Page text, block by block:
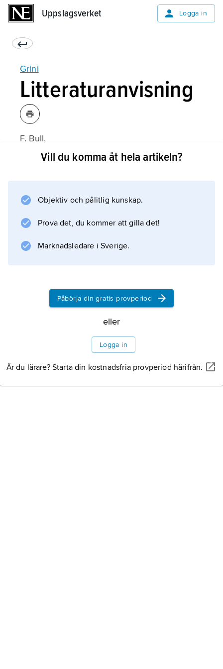
Uppslagsverket Logga in
Grini
Litteraturanvisning
F. Bull,
Tretton tal på Grini
Vill du komma åt hela artikeln?
Objektiv och pålitlig kunskap.
Prova det, du kommer att gilla det!
Marknadsledare i Sverige.
Påbörja din gratis provperiod
eller
Logga in
Är du lärare? Starta din kostnadsfria provperiod härifrån.